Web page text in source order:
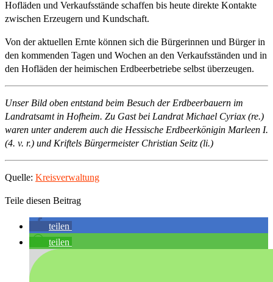
Hofläden und Verkaufsstände schaffen bis heute direkte Kontakte
zwischen Erzeugern und Kundschaft.
Von der aktuellen Ernte können sich die Bürgerinnen und Bürger in
den kommenden Tagen und Wochen an den Verkaufsständen und in
den Hofläden der heimischen Erdbeerbetriebe selbst überzeugen.
Unser Bild oben entstand beim Besuch der Erdbeerbauern im
Landratsamt in Hofheim. Zu Gast bei Landrat Michael Cyriax (re.)
waren unter anderem auch die Hessische Erdbeerkönigin Marleen I.
(4. v. r.) und Kriftels Bürgermeister Christian Seitz (li.)
Quelle: Kreisverwaltung
Teile diesen Beitrag
teilen
teilen